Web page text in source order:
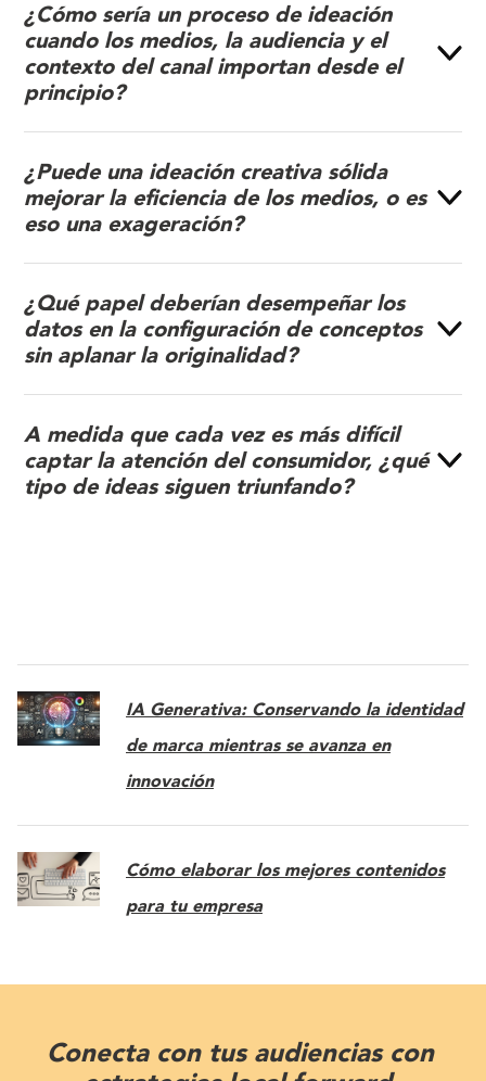
¿Cómo sería un proceso de ideación
cuando los medios, la audiencia y el
contexto del canal importan desde el
principio?
¿Puede una ideación creativa sólida
mejorar la eficiencia de los medios, o es
eso una exageración?
¿Qué papel deberían desempeñar los
datos en la configuración de conceptos
sin aplanar la originalidad?
A medida que cada vez es más difícil
captar la atención del consumidor, ¿qué
tipo de ideas siguen triunfando?
IA Generativa: Conservando la identidad
de marca mientras se avanza en
innovación
Cómo elaborar los mejores contenidos
para tu empresa
Conecta con tus audiencias con